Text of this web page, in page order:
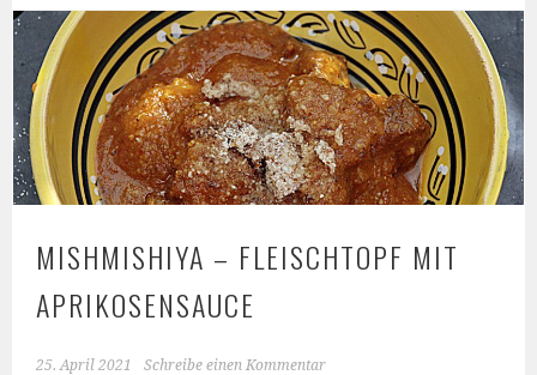
MISHMISHIYA – FLEISCHTOPF MIT
APRIKOSENSAUCE
25. April 2021 Schreibe einen Kommentar